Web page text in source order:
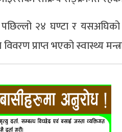
२४ घण्टा र
प्राप्त भएको स्वास्थ्य